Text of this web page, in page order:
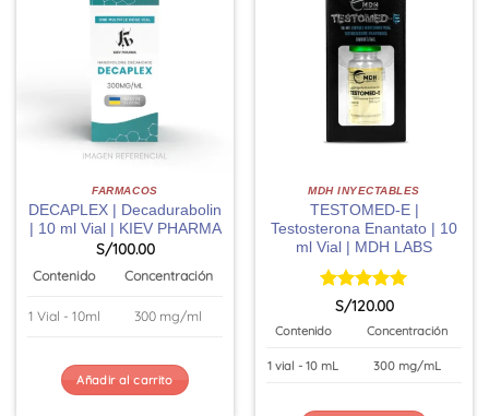
FARMACOS
DECAPLEX | Decadurabolin
| 10 ml Vial | KIEV PHARMA
S/100.00
Contenido Concentración
1 Vial - 10ml 300 mg/ml
Añadir al carrito
MDH INYECTABLES
TESTOMED-E |
Testosterona Enantato | 10
ml Vial | MDH LABS
Valorado
S/120.00
Contenido Concentración
1 vial - 10 mL 300 mg/mL